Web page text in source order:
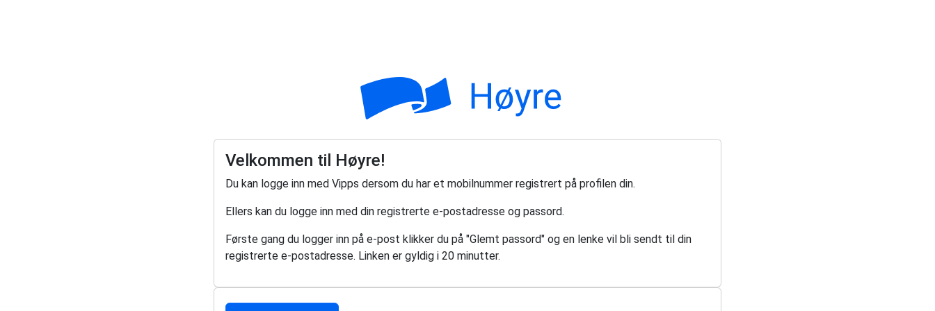
Velkommen til Høyre!
Du kan logge inn med Vipps dersom du har et mobilnummer registrert på profilen din.
Ellers kan du logge inn med din registrerte e-postadresse og passord.
Første gang du logger inn på e-post klikker du på "Glemt passord" og en lenke vil bli sendt til din
registrerte e-postadresse. Linken er gyldig i 20 minutter.